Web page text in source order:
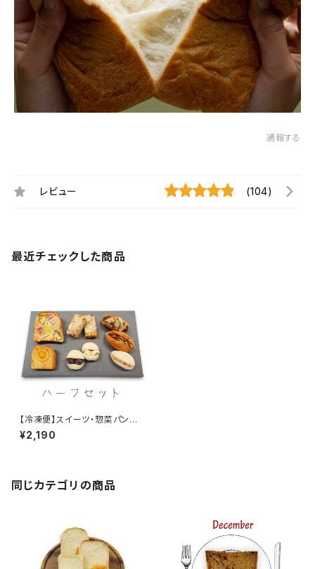
通報する
レビュー (104)
最近チェックした商品
【冷凍便】スイーツ・惣菜パン
ハーフセット
¥2,190
同じカテゴリの商品